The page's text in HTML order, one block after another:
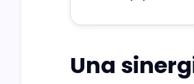
Una